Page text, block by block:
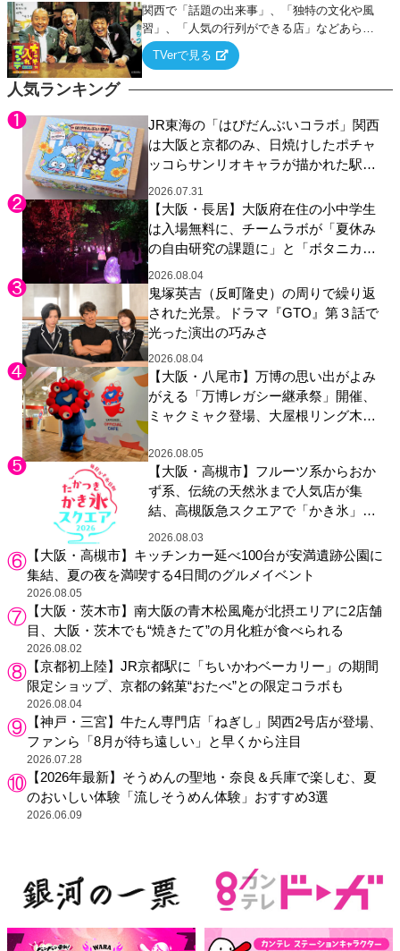
人気ランキング
JR東海の「はぴだんぶいコラボ」関西
は大阪と京都のみ、日焼けしたポチャ
ッコらサンリオキャラが描かれた駅弁
やグッズが登場
2026.07.31
【大阪・長居】大阪府在住の小中学生
は入場無料に、チームラボが「夏休み
の自由研究の課題に」と「ボタニカル
ガーデン 大阪」へ招待
2026.08.04
鬼塚英吉（反町隆史）の周りで繰り返
された光景。ドラマ『GTO』第３話で
光った演出の巧みさ
2026.08.04
【大阪・八尾市】万博の思い出がよみ
がえる「万博レガシー継承祭」開催、
ミャクミャク登場、大屋根リング木材
展示も
2026.08.05
【大阪・高槻市】フルーツ系からおか
ず系、伝統の天然氷まで人気店が集
結、高槻阪急スクエアで「かき氷」祭
り
2026.08.03
【大阪・高槻市】キッチンカー延べ100台が安満遺跡公園に
集結、夏の夜を満喫する4日間のグルメイベント
2026.08.05
【大阪・茨木市】南大阪の青木松風庵が北摂エリアに2店舗
目、大阪・茨木でも“焼きたて”の月化粧が食べられる
2026.08.02
【京都初上陸】JR京都駅に「ちいかわベーカリー」の期間
限定ショップ、京都の銘菓“おたべ”との限定コラボも
2026.08.04
【神戸・三宮】牛たん専門店「ねぎし」関西2号店が登場、
ファンら「8月が待ち遠しい」と早くから注目
2026.07.28
【2026年最新】そうめんの聖地・奈良＆兵庫で楽しむ、夏
のおいしい体験「流しそうめん体験」おすすめ3選
2026.06.09
関西で「話題の出来事」、「独特の文化や風
習」、「人気の行列ができる店」などあらゆ
るテーマについて好き放題にちゃちゃを入れ
ていく関西色を前面に押し出したトークバラ
TVerで見る